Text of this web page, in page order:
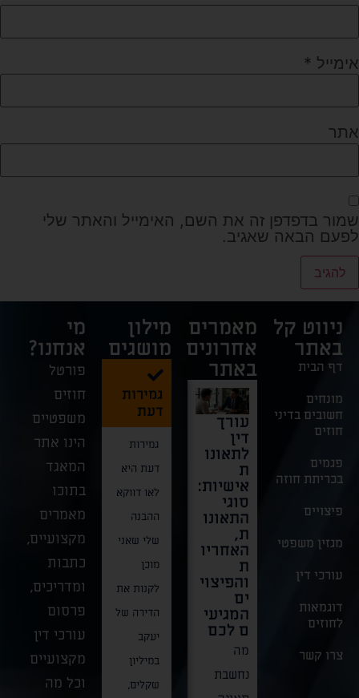
אימייל *
אתר
שמור בדפדפן זה את השם, האימייל והאתר שלי
לפעם הבאה שאגיב.
ניווט קל
באתר
דף הבית
מונחים
חשובים בדיני
חוזים
פגמים
בכריתת חוזה
פיצויים
מגזין משפטי
עורכי דין
דוגמאות
לחוזים
צרו קשר
מאמרים
אחרונים
באתר
עורך
דין
לתאונו
ת
אישיות:
סוגי
התאונו
ת,
האחריו
ת
והפיצוי
ים
המגיעי
ם לכם
מה
נחשבת
דרמה
בבית
המשפט
העליון
בוטלה
תביעת
הענק
הייצוגי
ת נגד
"קליניק
כרמל"
דרמה
משפטית
רחבת
בצל
האסון:
הייצוג
הפלילי
עבודה
קטלניות
באתרי
בנייה
כאשר
חוק
מזון
– כל
המזון
מילון
מושגים
גמירות
דעת
גמירות
דעת היא
לאו דווקא
ההבנה
שלי שאני
מוכן
לקנות את
הדירה של
יעקב
במיליון
שקלים,
מי
אנחנו?
פורטל
חוזים
משפטיים
הינו אתר
המאגד
בתוכו
מאמרים
מקצועיים,
כתבות
ומדריכים,
פרסום
עורכי דין
מקצועיים
וכל מה